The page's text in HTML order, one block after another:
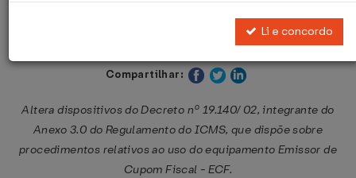
Decreto nº 22.194 de 14/06/2006
Publicado no DOE - MA em 20 jun 2006
Compartilhar:
Altera dispositivos do Decreto nº 19.140/ 02, integrante do
Anexo 3.0 do Regulamento do ICMS, que dispõe sobre
procedimentos relativos ao uso do equipamento Emissor de
Cupom Fiscal - ECF.
Li e concordo